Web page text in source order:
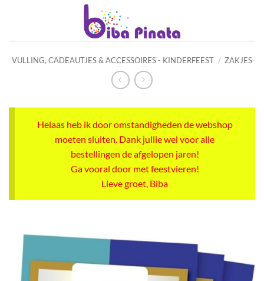
VULLING, CADEAUTJES & ACCESSOIRES - KINDERFEEST / ZAKJES
Helaas heb ik door omstandigheden de webshop
moeten sluiten. Dank jullie wel voor alle
bestellingen de afgelopen jaren!
Ga vooral door met feestvieren!
Lieve groet, Biba